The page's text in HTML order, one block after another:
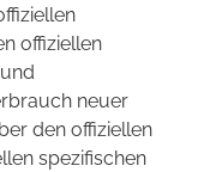
offiziellen
neuer
den offiziellen
spezifischen